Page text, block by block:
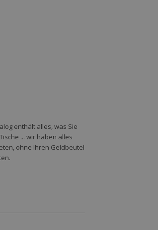
enthält alles, was Sie
... wir haben alles
ohne Ihren Geldbeutel